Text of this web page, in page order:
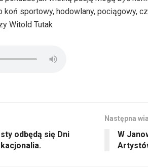
sportowy, hodowlany, pociągowy,
Witold Tutak
odbędą się Dni
Następna
W